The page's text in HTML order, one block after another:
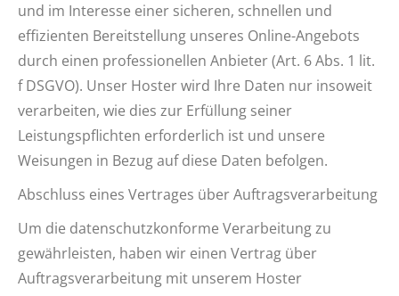
und im Interesse einer sicheren, schnellen und
effizienten Bereitstellung unseres Online-Angebots
durch einen professionellen Anbieter (Art. 6 Abs. 1 lit.
f DSGVO). Unser Hoster wird Ihre Daten nur insoweit
verarbeiten, wie dies zur Erfüllung seiner
Leistungspflichten erforderlich ist und unsere
Weisungen in Bezug auf diese Daten befolgen.
Abschluss eines Vertrages über Auftragsverarbeitung
Um die datenschutzkonforme Verarbeitung zu
gewährleisten, haben wir einen Vertrag über
Auftragsverarbeitung mit unserem Hoster